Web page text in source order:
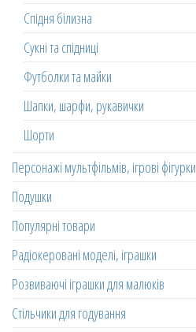
Спідня білизна
Сукні та спідниці
Футболки та майки
Шапки, шарфи, рукавички
Шорти
Персонажі мультфільмів, ігрові фігурки
Подушки
Популярні товари
Радіокеровані моделі, іграшки
Розвиваючі іграшки для малюків
Стільчики для годування